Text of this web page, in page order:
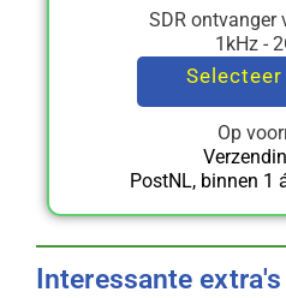
SDR ontvanger
1kHz -
Op
PostNL, binnen 1
Interessante extra's